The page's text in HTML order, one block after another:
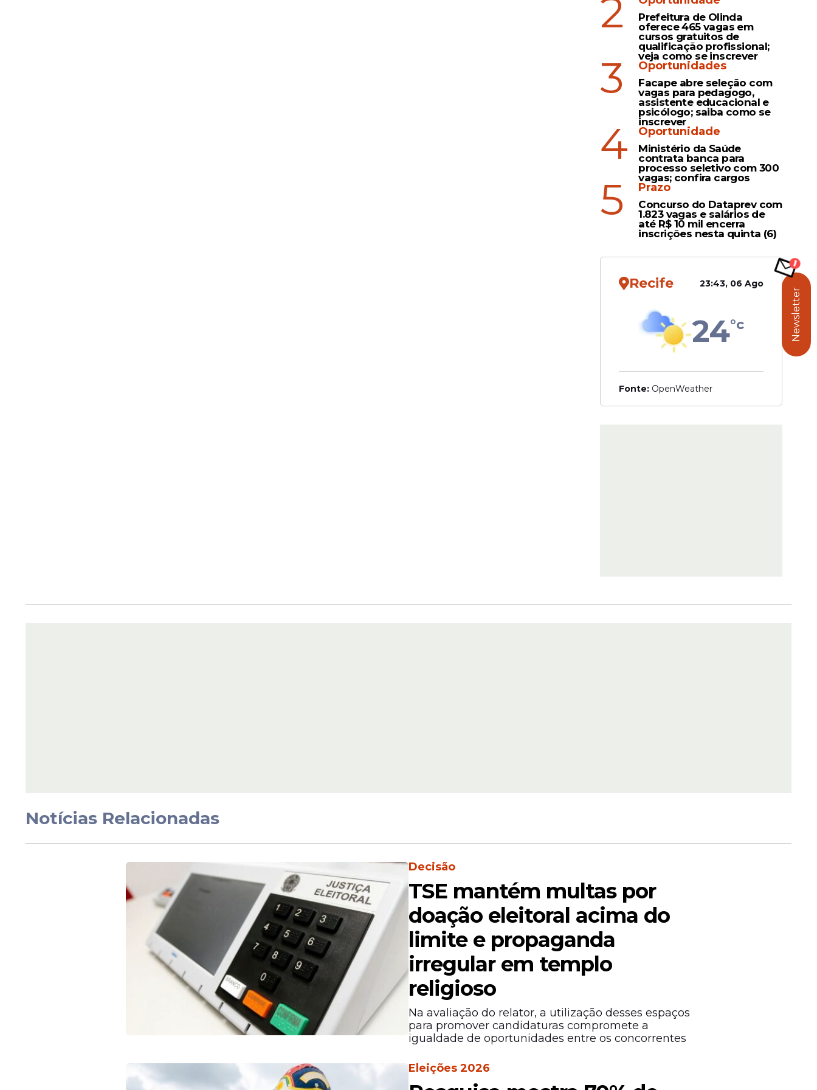
Dino teve votação próxima à do ministro André Mendonça, indicado pelo ex-presidente Jair
Bolsonaro ao STF. Os dois tiveram 47 votos favoráveis. Dino teve 31 contrários, enquanto Mendonça
2
Prefeitura de Olinda
oferece 465 vagas em
cursos gratuitos de
qualificação profissional;
veja como se inscrever
3 Oportunidades
Facape abre seleção com
vagas para pedagogo,
assistente educacional e
psicólogo; saiba como se
inscrever
4 Oportunidade
Ministério da Saúde
contrata banca para
processo seletivo com 300
vagas; confira cargos
5 Prazo
Concurso do Dataprev com
1.823 vagas e salários de
até R$ 10 mil encerra
inscrições nesta quinta (6)
Recife 23:43, 06 Ago
24°c
Fonte: OpenWeather
Notícias Relacionadas
Decisão
TSE mantém multas por
doação eleitoral acima do
limite e propaganda
irregular em templo
religioso
Na avaliação do relator, a utilização desses espaços
para promover candidaturas compromete a
igualdade de oportunidades entre os concorrentes
Eleições 2026
Newsletter